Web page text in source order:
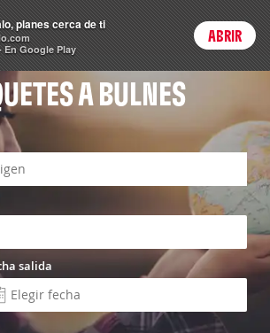
Login
A BULNES
salida
planes cerca de ti
En Google Play
ABRIR